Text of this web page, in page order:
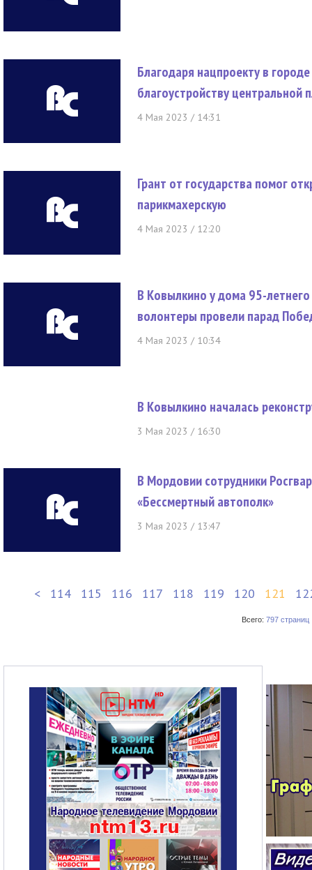
Благодаря нацпроекту в
благоустройству центральной
4 Мая 2023 / 14:31
Грант от государства помог
парикмахерскую
4 Мая 2023 / 12:20
В Ковылкино у дома 95-
волонтеры провели парад
4 Мая 2023 / 10:34
В Ковылкино началась
3 Мая 2023 / 16:30
В Мордовии сотрудники
«Бессмертный автополк»
3 Мая 2023 / 13:47
< 114 115 116 117 118 119 120 121
Всего: 797 страниц